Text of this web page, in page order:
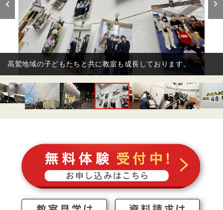
高鷲地域の子どもたちと共に教室も成長しております。